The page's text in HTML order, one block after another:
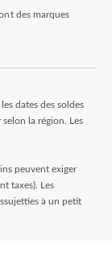
des marques
dates des soldes
la région. Les
peuvent exiger
taxes). Les
à un petit